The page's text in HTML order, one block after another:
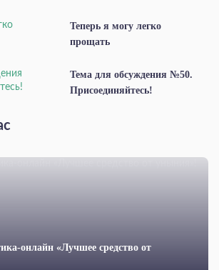
Теперь я могу легко
прощать
Тема для обсуждения №50.
Присоединяйтесь!
онлайн «Лучшее средство от